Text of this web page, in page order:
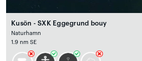
Kusön - SXK Eggegrund bouy
Naturhamn
1.9 nm SE